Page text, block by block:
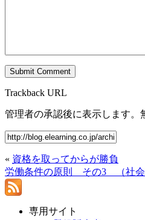
Trackback URL
管理者の承認後に表示します。
« 資格を取ってからが勝負
労働条件の原則 その3 （社会
専用サイト